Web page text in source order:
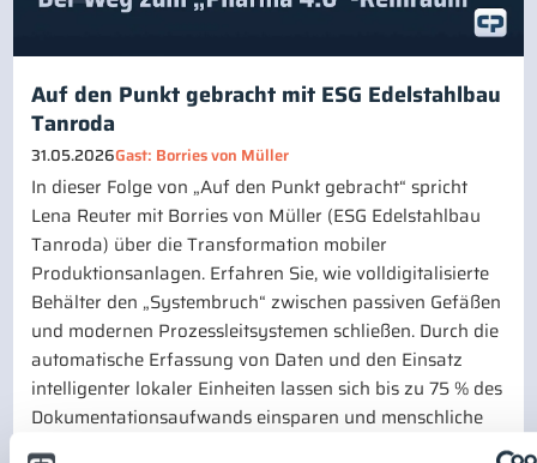
Auf den Punkt gebracht mit ESG Edelstahlbau
Tanroda
31.05.2026Gast: Borries von Müller
In dieser Folge von „Auf den Punkt gebracht“ spricht
Lena Reuter mit Borries von Müller (ESG Edelstahlbau
Tanroda) über die Transformation mobiler
Produktionsanlagen. Erfahren Sie, wie volldigitalisierte
Behälter den „Systembruch“ zwischen passiven Gefäßen
und modernen Prozessleitsystemen schließen. Durch die
automatische Erfassung von Daten und den Einsatz
intelligenter lokaler Einheiten lassen sich bis zu 75 % des
Dokumentationsaufwands einsparen und menschliche
Übertragungsfehler eliminieren.